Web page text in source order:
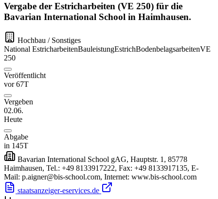
Vergabe der Estricharbeiten (VE 250) für die
Bavarian International School in Haimhausen.
Hochbau / Sonstiges
National EstricharbeitenBauleistungEstrichBodenbelagsarbeitenVE
250
Veröffentlicht
vor 67T
Vergeben
02.06.
Heute
Abgabe
in 145T
Bavarian International School gAG, Hauptstr. 1, 85778
Haimhausen, Tel.: +49 8133917222, Fax: +49 8133917135, E-
Mail: p.aigner@bis-school.com, Internet: www.bis-school.com
staatsanzeiger-eservices.de